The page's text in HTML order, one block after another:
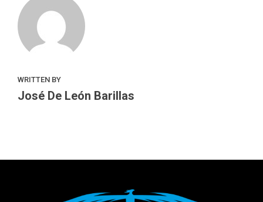
WRITTEN BY
José De León Barillas